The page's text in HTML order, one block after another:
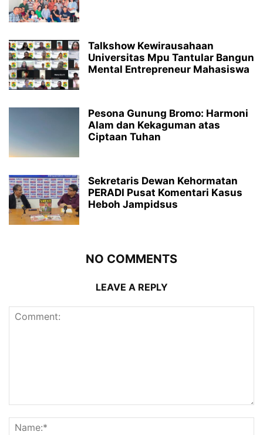
Talkshow Kewirausahaan
Universitas Mpu Tantular Bangun
Mental Entrepreneur Mahasiswa
Pesona Gunung Bromo: Harmoni
Alam dan Kekaguman atas
Ciptaan Tuhan
Sekretaris Dewan Kehormatan
PERADI Pusat Komentari Kasus
Heboh Jampidsus
NO COMMENTS
LEAVE A REPLY